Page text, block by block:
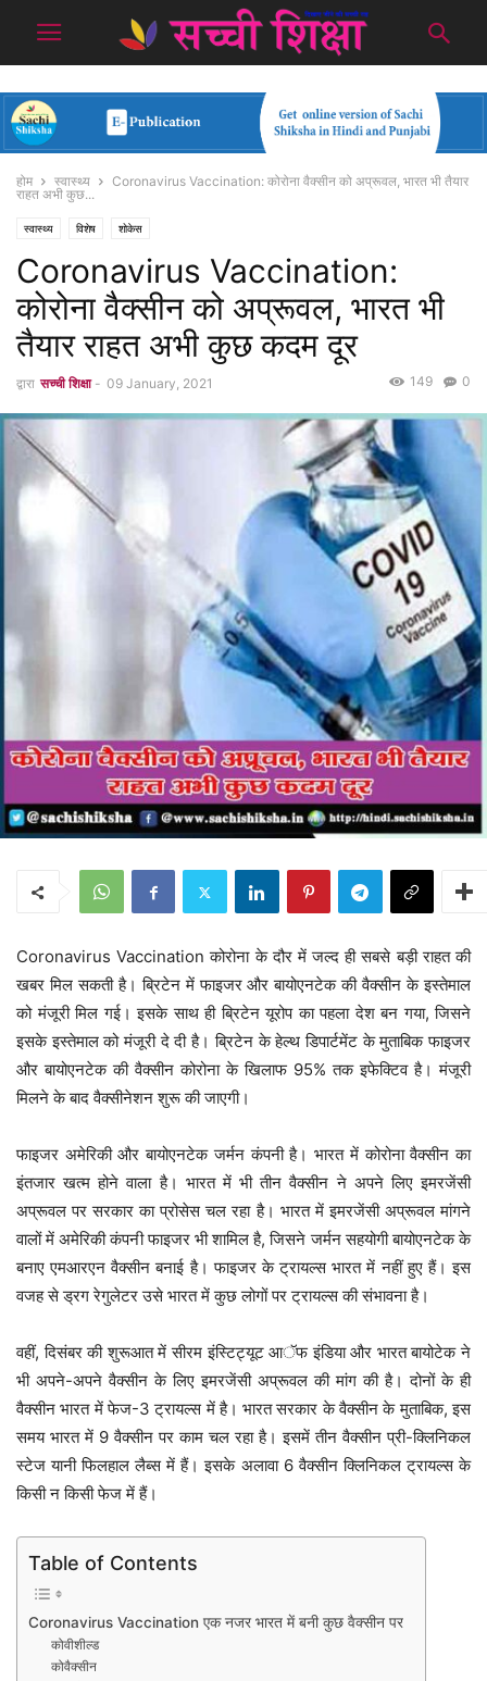
होम स्वास्थ्य
Coronavirus Vaccination: कोरोना वैक्सीन को अप्रूवल, भारत भी तैयार
राहत अभी कुछ...
स्वास्थ्य विशेष शोकेस
Coronavirus Vaccination:
कोरोना वैक्सीन को अप्रूवल, भारत भी
तैयार राहत अभी कुछ कदम दूर
द्वारा सच्ची शिक्षा - 09 January, 2021 0
149
Coronavirus Vaccination कोरोना के दौर में जल्द ही सबसे बड़ी राहत की
खबर मिल सकती है। ब्रिटेन में फाइजर और बायोएनटेक की वैक्सीन के इस्तेमाल
को मंजूरी मिल गई। इसके साथ ही ब्रिटेन यूरोप का पहला देश बन गया, जिसने
इसके इस्तेमाल को मंजूरी दे दी है। ब्रिटेन के हेल्थ डिपार्टमेंट के मुताबिक फाइजर
और बायोएनटेक की वैक्सीन कोरोना के खिलाफ 95% तक इफेक्टिव है। मंजूरी
मिलने के बाद वैक्सीनेशन शुरू की जाएगी।
फाइजर अमेरिकी और बायोएनटेक जर्मन कंपनी है। भारत में कोरोना वैक्सीन का
इंतजार खत्म होने वाला है। भारत में भी तीन वैक्सीन ने अपने लिए इमरजेंसी
अप्रूवल पर सरकार का प्रोसेस चल रहा है। भारत में इमरजेंसी अप्रूवल मांगने
वालों में अमेरिकी कंपनी फाइजर भी शामिल है, जिसने जर्मन सहयोगी बायोएनटेक के
बनाए एमआरएन वैक्सीन बनाई है। फाइजर के ट्रायल्स भारत में नहीं हुए हैं। इस
वजह से ड्रग रेगुलेटर उसे भारत में कुछ लोगों पर ट्रायल्स की संभावना है।
वहीं, दिसंबर की शुरूआत में सीरम इंस्टिट्यूट आॅफ इंडिया और भारत बायोटेक ने
भी अपने-अपने वैक्सीन के लिए इमरजेंसी अप्रूवल की मांग की है। दोनों के ही
वैक्सीन भारत में फेज-3 ट्रायल्स में है। भारत सरकार के वैक्सीन के मुताबिक, इस
समय भारत में 9 वैक्सीन पर काम चल रहा है। इसमें तीन वैक्सीन प्री-क्लिनिकल
स्टेज यानी फिलहाल लैब्स में हैं। इसके अलावा 6 वैक्सीन क्लिनिकल ट्रायल्स के
किसी न किसी फेज में हैं।
Table of Contents
Coronavirus Vaccination एक नजर भारत में बनी कुछ वैक्सीन पर
कोवीशील्ड
कोवैक्सीन